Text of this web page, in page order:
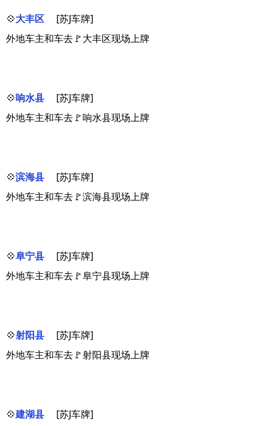
💠大丰区
[苏J车牌]
外地车主和车去🚩大丰区现场上牌
💠响水县
[苏J车牌]
外地车主和车去🚩响水县现场上牌
💠滨海县
[苏J车牌]
外地车主和车去🚩滨海县现场上牌
💠阜宁县
[苏J车牌]
外地车主和车去🚩阜宁县现场上牌
💠射阳县
[苏J车牌]
外地车主和车去🚩射阳县现场上牌
💠建湖县
[苏J车牌]